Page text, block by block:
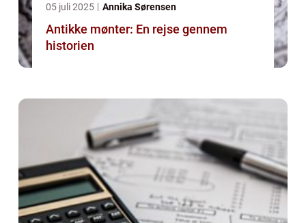
05 juli 2025 Annika Sørensen
Antikke mønter: En rejse gennem
historien